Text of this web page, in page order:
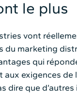
le plus
vont
du marketing
qui
aux exigences de
dire que